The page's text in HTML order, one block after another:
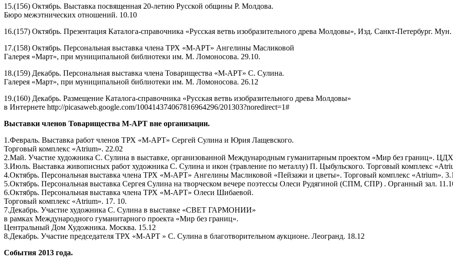
15.(156) Октябрь. Выставка посвященная 20-летию Русской общины Р. Молдова.
Бюро межэтнических отношений. 10.10
16.(157) Октябрь. Презентация Каталога-справочника «Русская ветвь изобразительного древа Молдовы», Изд. Санкт-Петербург.
17.(158) Октябрь. Персональная выставка члена ТРХ «М-АРТ» Ангелины Масликовой
Галерея «Март», при муниципальной библиотеки им. М. Ломоносова. 29.10.
18.(159) Декабрь. Персональная выставка члена Товарищества «М-АРТ» С. Сулина.
Галерея «Март», при муниципальной библиотеки им. М. Ломоносова. 26.12
19.(160) Декабрь. Размещение Каталога-справочника «Русская ветвь изобразительного древа Молдовы»
в Интернете http://picasaweb.google.com/100414374067816964296/201303?noredirect=1#
Выставки членов Товарищества М-АРТ вне организации.
1.Февраль. Выставка работ членов ТРХ «М-АРТ» Сергей Сулина и Юрия Лащевского.
Торговый комплекс «Atrium». 22.02
2.Май. Участие художника С. Сулина в выставке, организованной Международным гуманитарным проектом «Мир без границ».
3.Июль. Выставка живописных работ художника С. Сулина и икон (травление по металлу) П. Цыбульского. Торговый комплекс
4.Октябрь. Персональная выставка члена ТРХ «М-АРТ» Ангелины Масликовой «Пейзажи и цветы». Торговый комплекс «Atrium».
5.Октябрь. Персональная выставка Сергея Сулина на творческом вечере поэтессы Олеси Рудягиной (СПМ, СПР) . Органный зал.
6.Октябрь. Персональная выставка члена ТРХ «М-АРТ» Олеси Шибаевой.
Торговый комплекс «Atrium». 17. 10.
7.Декабрь. Участие художника С. Сулина в выставке «СВЕТ ГАРМОНИИ»
в рамках Международного гуманитарного проекта «Мир без границ».
Центральный Дом Художника. Москва. 15.12
8.Декабрь. Участие председателя ТРХ «М-АРТ » С. Сулина в благотворительном аукционе. Леогранд. 18.12
События 2013 года.